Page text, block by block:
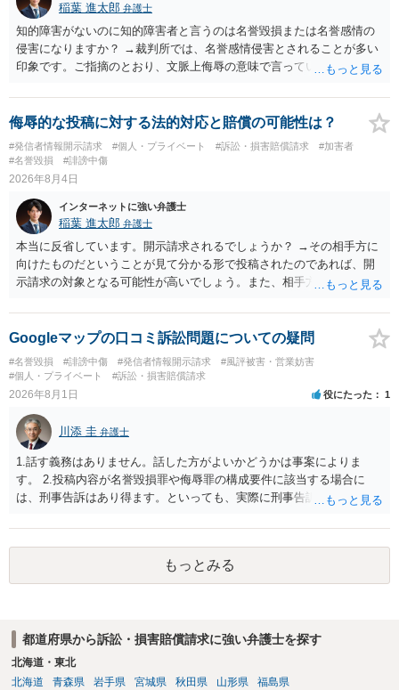
稲葉 進太郎 弁護士
知的障害がないのに知的障害者と言うのは名誉毀損または名誉感情の
侵害になりますか？ →裁判所では、名誉感情侵害とされることが多い
印象です。ご指摘のとおり、文脈上侮辱の意味で言っている点も加味
侮辱的な投稿に対する法的対応と賠償の可能性は？
#発信者情報開示請求 #個人・プライベート #訴訟・損害賠償請求
#加害者
#名誉毀損
#誹謗中傷
2026年8月4日
インターネットに強い弁護士
稲葉 進太郎 弁護士
本当に反省しています。開示請求されるでしょうか？ →その相手方に
向けたものだということが見て分かる形で投稿されたのであれば、開
示請求の対象となる可能性が高いでしょう。また、相手方の投稿した
と存じます。発信者情報開示請求が進むと、投稿に使った回線の契約
者のところに、意見照会がなされます。アカウント情報開示の場合
は、アカウントの登録メールに意見照会がなされます。 また、された
場合賠償金はいくらでしょうか。 →ケースバイケースであり、数万円
から１００万単位まで様々でしょう。裁判外であれば交渉して相手方
Googleマップの口コミ訴訟問題についての疑問
#名誉毀損 #誹謗中傷 #発信者情報開示請求
#風評被害・営業妨害
#個人・プライベート
#訴訟・損害賠償請求
2026年8月1日 役にたった 1
川添 圭 弁護士
1.話す義務はありません。話した方がよいかどうかは事案によりま
す。 2.投稿内容が名誉毀損罪や侮辱罪の構成要件に該当する場合に
は、刑事告訴はあり得ます。といっても、実際に刑事告訴に動くかど
です。Googleは電話番号の開示請求もできることが多いので、少しで
も特定可能になるよう、複数ルートで開示請求が行われることが多い
です。さらにいえば、利用者からの口コミ投稿の場合、開示請求者は
ある程度対象者を特定できている（ただし証拠による裏付けか必要な
もっとみる
都道府県から訴訟・損害賠償請求に強い弁護士を探す
北海道・東北
北海道
青森県 岩手県 宮城県 秋田県 山形県 福島県